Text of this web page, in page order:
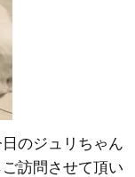
のジュリちゃん
訪問させて頂い